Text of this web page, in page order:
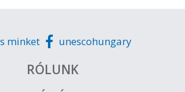
minket unescohungary
RÓLUNK